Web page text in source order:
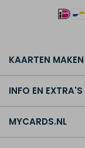
KAARTEN MAKEN
INFO EN EXTRA'S
MYCARDS.NL